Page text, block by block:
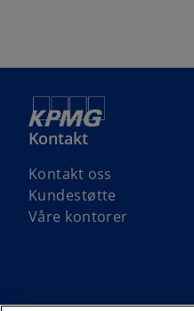
Kontakt
Kontakt oss
Kundestøtte
Våre kontorer